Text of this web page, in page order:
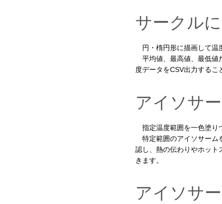
サークル
円・楕円形に描画して温
平均値、最高値、最低値
度データをCSV出力するこ
アイソサ
指定温度範囲を一色塗り
特定範囲のアイソサーム
認し、熱の伝わりやホット
きます。
アイソサ